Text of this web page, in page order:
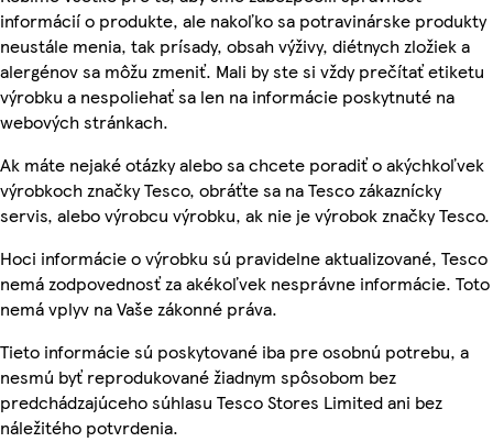
informácií o produkte, ale nakoľko sa potravinárske produkty
neustále menia, tak prísady, obsah výživy, diétnych zložiek a
alergénov sa môžu zmeniť. Mali by ste si vždy prečítať etiketu
výrobku a nespoliehať sa len na informácie poskytnuté na
webových stránkach.
Ak máte nejaké otázky alebo sa chcete poradiť o akýchkoľvek
výrobkoch značky Tesco, obráťte sa na Tesco zákaznícky
servis, alebo výrobcu výrobku, ak nie je výrobok značky Tesco.
Hoci informácie o výrobku sú pravidelne aktualizované, Tesco
nemá zodpovednosť za akékoľvek nesprávne informácie. Toto
nemá vplyv na Vaše zákonné práva.
Tieto informácie sú poskytované iba pre osobnú potrebu, a
nesmú byť reprodukované žiadnym spôsobom bez
predchádzajúceho súhlasu Tesco Stores Limited ani bez
náležitého potvrdenia.